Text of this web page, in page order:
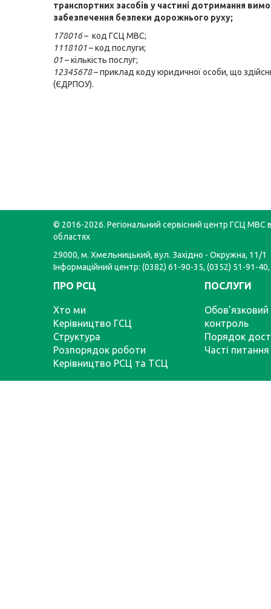
транспортних засобів у частині дотримання
забезпечення безпеки дорожнього руху;
178016– код ГСЦ МВС;
1118101– код послуги;
01– кількість послуг;
12345678– приклад коду юридичної особи, що
(ЄДРПОУ).
© 2016-2026. Регіональний сервісний центр ГСЦ МВС
областях
29000, м. Хмельницький, вул. Західно - Окружна, 11/1
Інформаційний центр: (0382) 61-90-35, (0352) 51-91-
ПРО РСЦ
Хто ми
Керівництво ГСЦ
Структура
Розпорядок роботи
Керівництво РСЦ та ТСЦ
ПОСЛУГИ
Обов’язковий
контроль
Порядок
Часті питання